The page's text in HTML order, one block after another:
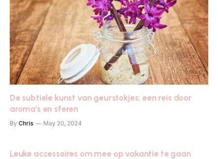
De subtiele kunst van geurstokjes: een reis door
aroma’s en sferen
By Chris May 20, 2024
Leuke accessoires om mee op vakantie te gaan